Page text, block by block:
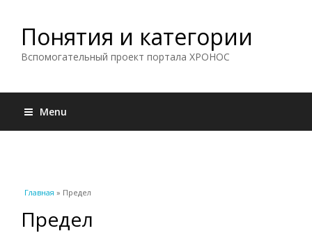
Понятия и категории
Вспомогательный проект портала ХРОНОС
Menu
Вы здесь
Главная » Предел
Предел